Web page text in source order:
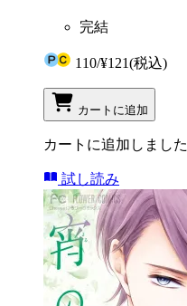
完結
110/¥121(税込)
カートに追加
カートに追加しました
試し読み